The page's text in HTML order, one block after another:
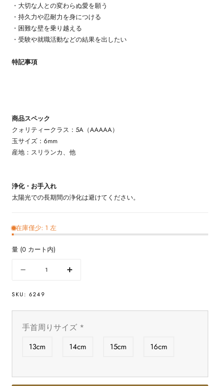
・大切な人との変わらぬ愛を願う
・持久力や忍耐力を身につける
・困難な壁を乗り越える
・受験や就職活動などの結果を出したい
特記事項
商品スペック
クォリティークラス：5A（AAAAA）
玉サイズ：6mm
産地：スリランカ、他
浄化・お手入れ
太陽光での長期間の浄化は避けてください。
在庫僅少: 1 左
量 (0 カート内)
を
減
す
オ
ジ
数
増
す
オ
ジ
SKU: 6249
手首周りサイズ *
13cm 14cm 15cm 16cm